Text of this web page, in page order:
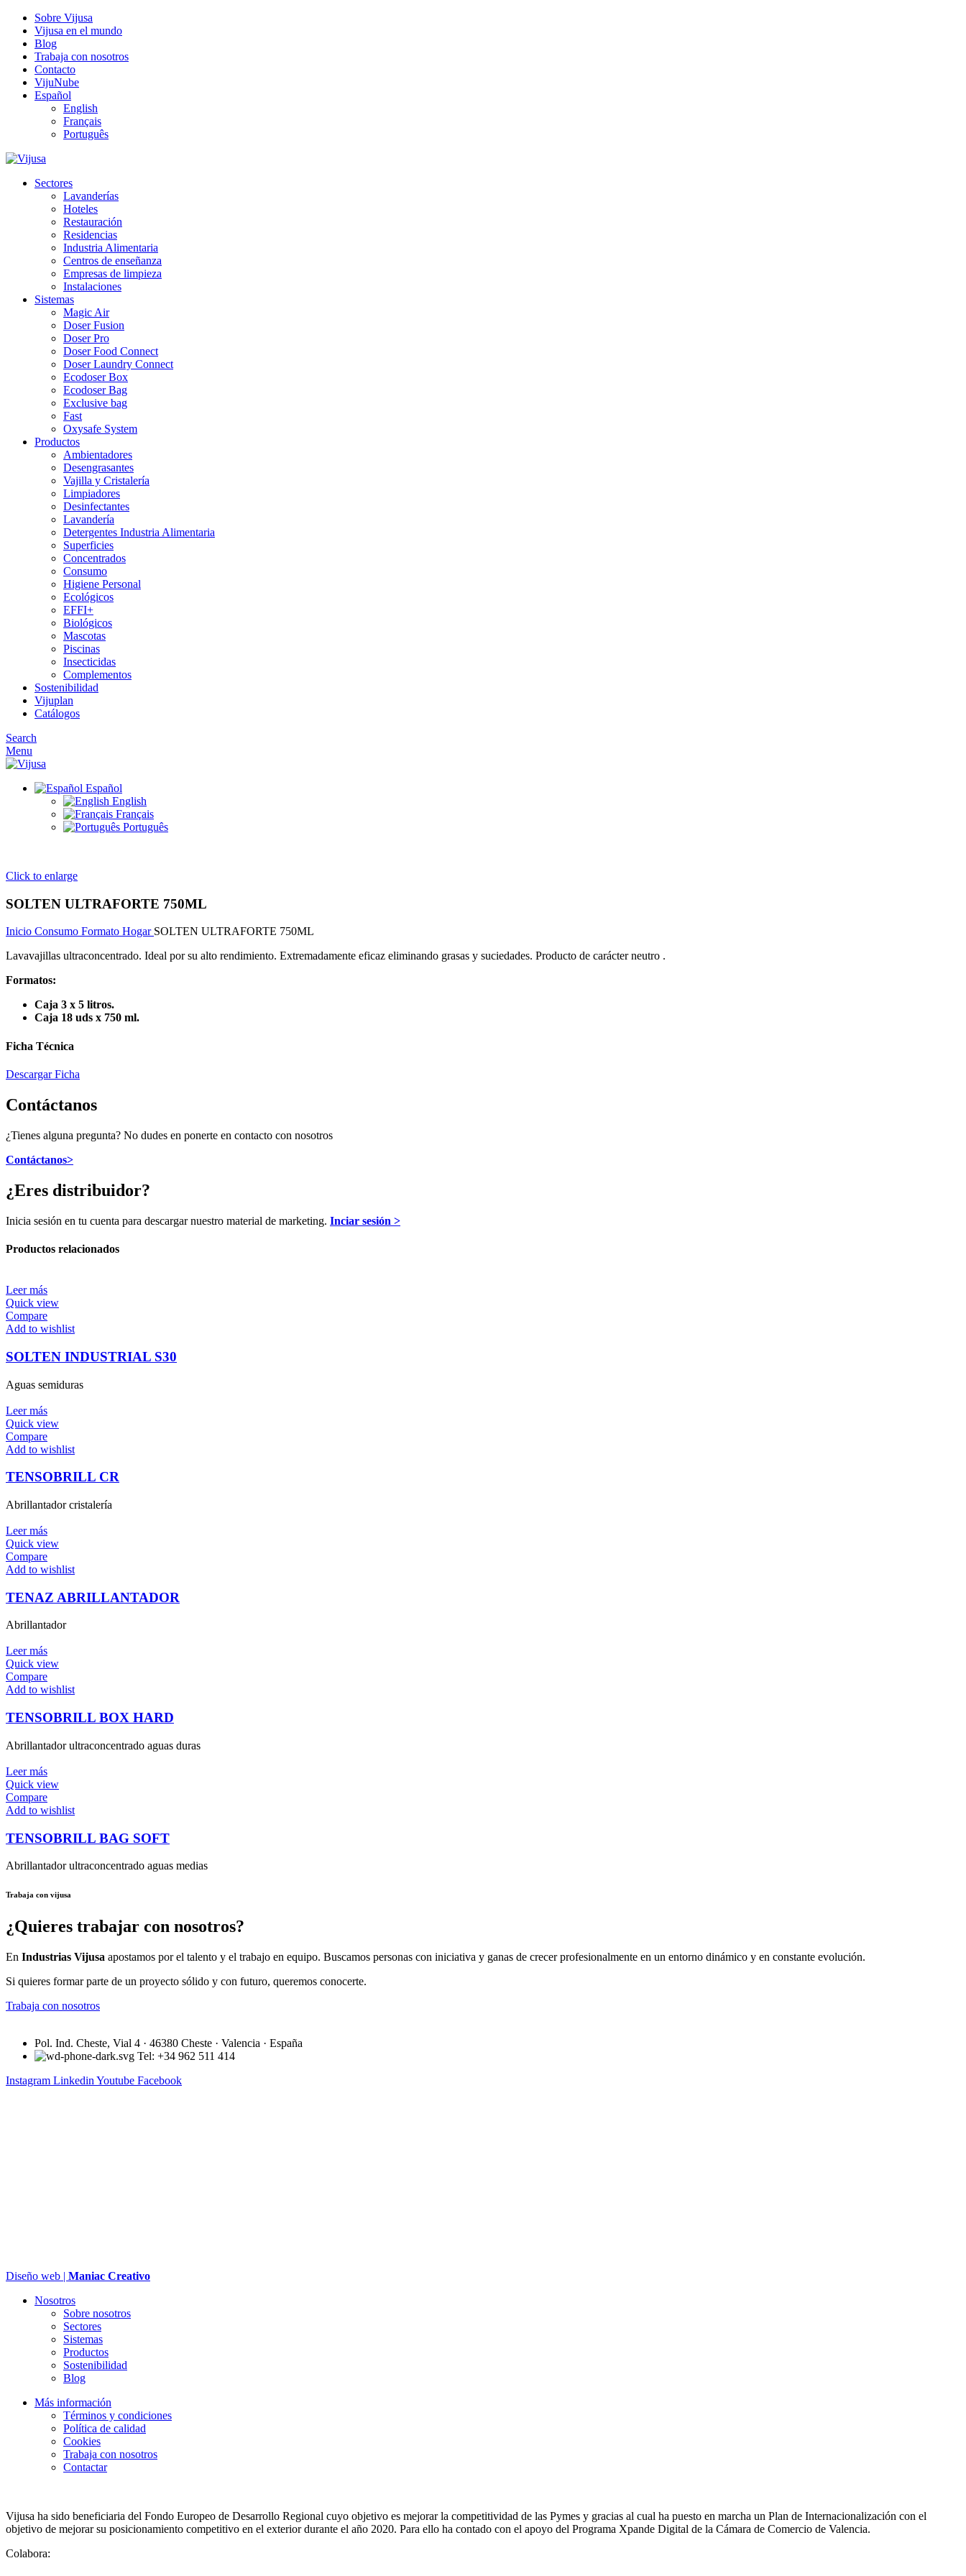
Sobre Vijusa
Vijusa en el mundo
Blog
Trabaja con nosotros
Contacto
VijuNube
Español
English
Français
Português
Sectores
Lavanderías
Hoteles
Restauración
Residencias
Industria Alimentaria
Centros de enseñanza
Empresas de limpieza
Instalaciones
Sistemas
Magic Air
Doser Fusion
Doser Pro
Doser Food Connect
Doser Laundry Connect​
Ecodoser Box
Ecodoser Bag
Exclusive bag
Fast
Oxysafe System
Productos
Ambientadores
Desengrasantes
Vajilla y Cristalería
Limpiadores
Desinfectantes
Lavandería
Detergentes Industria Alimentaria
Superficies
Concentrados
Consumo
Higiene Personal
Ecológicos
EFFI+
Biológicos
Mascotas
Piscinas
Insecticidas
Complementos
Sostenibilidad
Vijuplan
Catálogos
Search
Menu
Español
English
Français
Português
Click to enlarge
SOLTEN ULTRAFORTE 750ML
Inicio Consumo Formato Hogar SOLTEN ULTRAFORTE 750ML
Lavavajillas ultraconcentrado. Ideal por su alto rendimiento. Extremadamente eficaz eliminando grasas y suciedades. Producto de carácter neutro .
Formatos:
Caja 3 x 5 litros.
Caja 18 uds x 750 ml.
Ficha Técnica
Descargar Ficha
Contáctanos
¿Tienes alguna pregunta? No dudes en ponerte en contacto con nosotros
Contáctanos>
¿Eres distribuidor?
Inicia sesión en tu cuenta para descargar nuestro material de marketing. Inciar sesión >
Productos relacionados
Leer más
Quick view
Compare
Add to wishlist
SOLTEN INDUSTRIAL S30
Aguas semiduras
Leer más
Quick view
Compare
Add to wishlist
TENSOBRILL CR
Abrillantador cristalería
Leer más
Quick view
Compare
Add to wishlist
TENAZ ABRILLANTADOR
Abrillantador
Leer más
Quick view
Compare
Add to wishlist
TENSOBRILL BOX HARD
Abrillantador ultraconcentrado aguas duras
Leer más
Quick view
Compare
Add to wishlist
TENSOBRILL BAG SOFT
Abrillantador ultraconcentrado aguas medias
Trabaja con vijusa
¿Quieres trabajar con nosotros?
En Industrias Vijusa apostamos por el talento y el trabajo en equipo. Buscamos personas con iniciativa y ganas de crecer profesionalmente en un entorno dinámico y en constante evolución.
Si quieres formar parte de un proyecto sólido y con futuro, queremos conocerte.
Trabaja con nosotros
Pol. Ind. Cheste, Vial 4 · 46380 Cheste · Valencia · España
Tel: +34 962 511 414
Instagram Linkedin Youtube Facebook
Diseño web | Maniac Creativo
Nosotros
Sobre nosotros
Sectores
Sistemas
Productos
Sostenibilidad
Blog
Más información
Términos y condiciones
Política de calidad
Cookies
Trabaja con nosotros
Contactar
Vijusa ha sido beneficiaria del Fondo Europeo de Desarrollo Regional cuyo objetivo es mejorar la competitividad de las Pymes y gracias al cual ha puesto en marcha un Plan de Internacionalización con el
objetivo de mejorar su posicionamiento competitivo en el exterior durante el año 2020. Para ello ha contado con el apoyo del Programa Xpande Digital de la Cámara de Comercio de Valencia.
Colabora: